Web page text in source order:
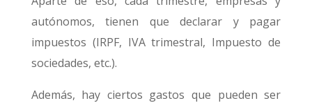
autónomos, tienen que declarar y pagar
impuestos (IRPF, IVA trimestral, Impuesto de
sociedades, etc.).
Además, hay ciertos gastos que pueden ser